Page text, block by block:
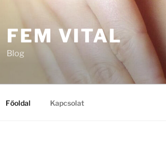
FEM VITAL
Blog
Főoldal Kapcsolat